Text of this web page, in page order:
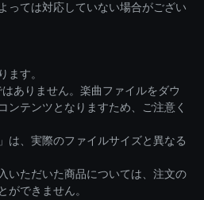
っては対応していない場合がござい
ます。
ありません。楽曲ファイルをダウ
ンテンツとなりますため、ご注意く
は、実際のファイルサイズと異なる
いただいた商品については、注文の
ができません。